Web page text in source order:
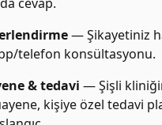
— Şikayetiniz
telefon konsültasyonu.
& tedavi — Şişli
kişiye özel tedavi